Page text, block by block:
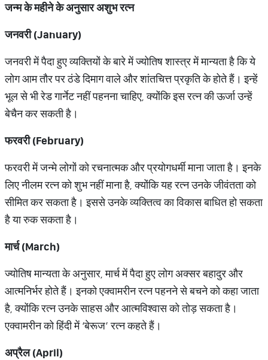
जन्म के महीने के अनुसार अशुभ रत्न
जनवरी(January)
जनवरी में पैदा हुए व्यक्तियों के बारे में ज्योतिष शास्त्र में मान्यता है कि ये
लोग आम तौर पर ठंडे दिमाग वाले और शांतचित्त प्रकृति के होते हैं। इन्हें
भूल से भी रेड गार्नेट नहीं पहनना चाहिए, क्योंकि इस रत्न की ऊर्जा उन्हें
बेचैन कर सकती है।
फरवरी(February)
फरवरी में जन्मे लोगों को रचनात्मक और प्रयोगधर्मी माना जाता है। इनके
लिए नीलम रत्न को शुभ नहीं माना है, क्योंकि यह रत्न उनके जीवंतता को
सीमित कर सकता है। इससे उनके व्यक्तित्व का विकास बाधित हो सकता
है या रुक सकता है।
मार्च(March)
ज्योतिष मान्यता के अनुसार, मार्च में पैदा हुए लोग अक्सर बहादुर और
आत्मनिर्भर होते हैं। इनको एक्वामरीन रत्न पहनने से बचने को कहा जाता
है, क्योंकि रत्न उनके साहस और आत्मविश्वास को तोड़ सकता है।
एक्वामरीन को हिंदी में ‘बेरूज’ रत्न कहते हैं।
अप्रैल(April)